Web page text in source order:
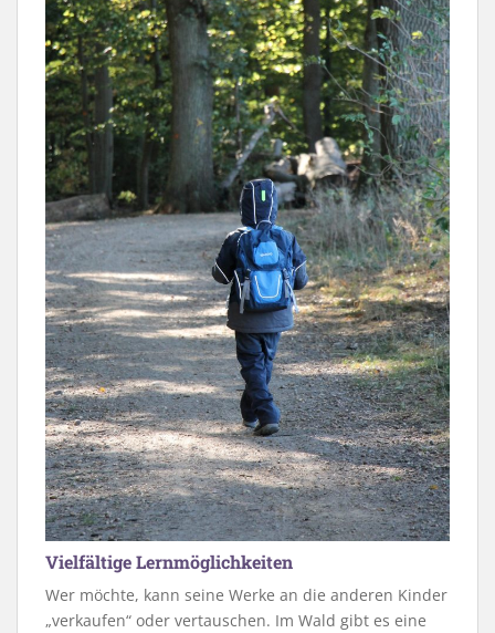
Vielfältige Lernmöglichkeiten
Wer möchte, kann seine Werke an die anderen Kinder
„verkaufen“ oder vertauschen. Im Wald gibt es eine